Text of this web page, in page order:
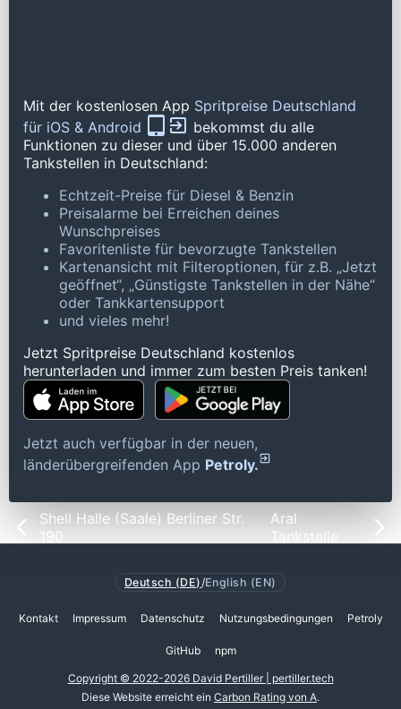
Mit der kostenlosen App Spritpreise Deutschland
für iOS & Android
bekommst du alle
Funktionen zu dieser und über 15.000 anderen
Tankstellen in Deutschland:
Echtzeit-Preise für Diesel & Benzin
Preisalarme bei Erreichen deines
Wunschpreises
Favoritenliste für bevorzugte Tankstellen
Kartenansicht mit Filteroptionen, für z.B. „Jetzt
geöffnet“, „Günstigste Tankstellen in der Nähe“
oder Tankkartensupport
und vieles mehr!
Jetzt Spritpreise Deutschland kostenlos
herunterladen und immer zum besten Preis tanken!
Jetzt auch verfügbar in der neuen,
länderübergreifenden App Petroly.
Shell Halle (Saale) Berliner Str.
190
Aral
Tankstelle
Deutsch (DE) /English (EN)
Kontakt Impressum Datenschutz Nutzungsbedingungen Petroly
GitHub npm
Copyright © 2022-2026 David Pertiller | pertiller.tech
Diese Website erreicht ein Carbon Rating von A.